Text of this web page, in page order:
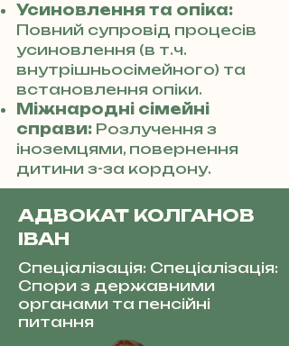
Усиновлення та опіка:
Повний супровід процесів
усиновлення (в т.ч.
внутрішньосімейного) та
встановлення опіки.
Міжнародні сімейні
справи: Розлучення з
іноземцями, повернення
дитини з-за кордону.
АДВОКАТ КОЛГАНОВ
ІВАН
Спеціалізація: Спеціалізація:
Спори з державними
органами та пенсійні
питання